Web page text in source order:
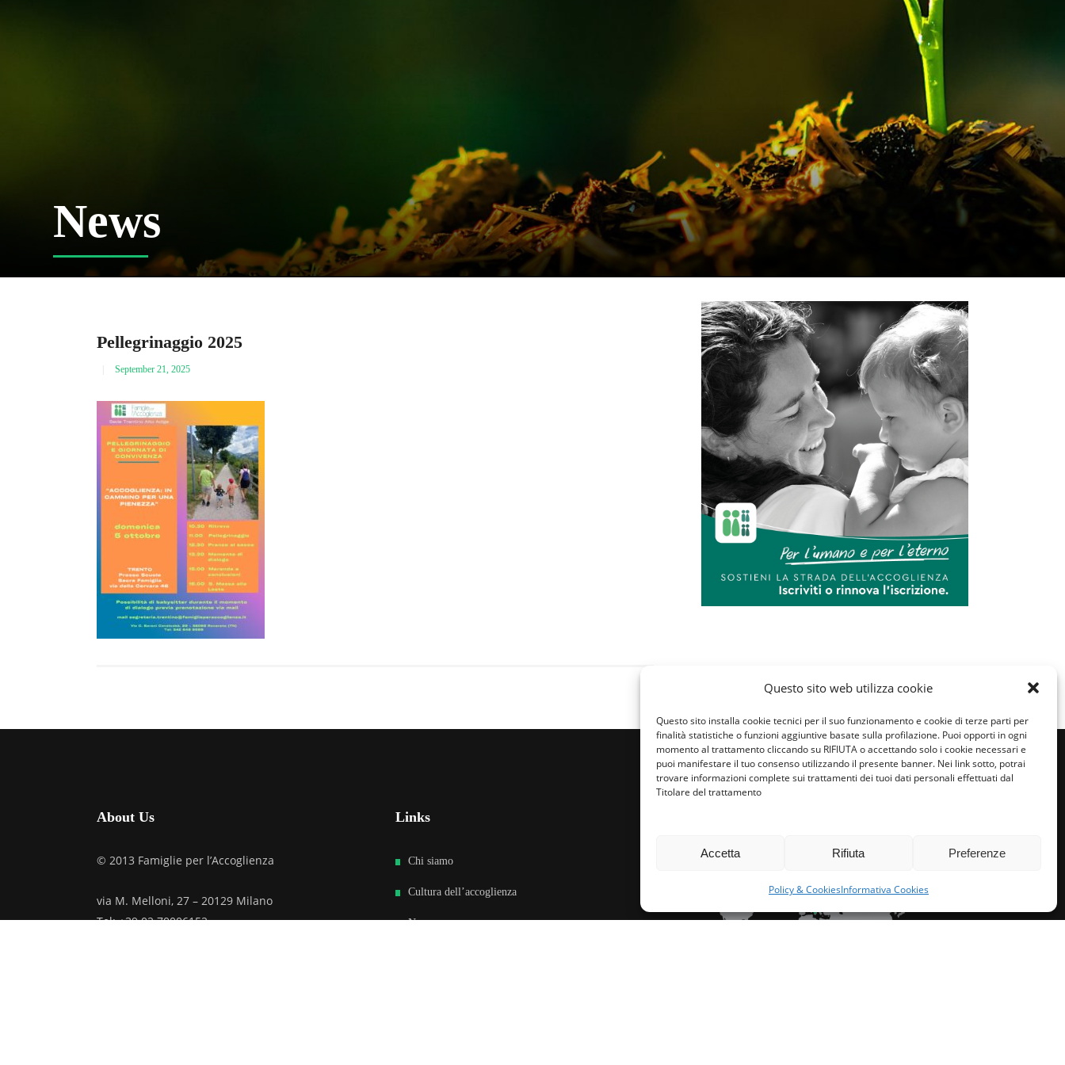
Questo sito web utilizza cookie
Questo sito installa cookie tecnici per il suo funzionamento e cookie di terze parti per
finalità statistiche o funzioni aggiuntive basate sulla profilazione. Puoi opporti in ogni
momento al trattamento cliccando su RIFIUTA o accettando solo i cookie necessari e
puoi manifestare il tuo consenso utilizzando il presente banner. Nei link sotto, potrai
trovare informazioni complete sui trattamenti dei tuoi dati personali effettuati dal
Titolare del trattamento
Accetta Rifiuta Preferenze
Policy & CookiesInformativa Cookies
News
Pellegrinaggio 2025
September 21, 2025
About Us
© 2013 Famiglie per l’Accoglienza
via M. Melloni, 27 – 20129 Milano
Tel: +39.02.70006152
Links
Chi siamo
Cultura dell’accoglienza
News